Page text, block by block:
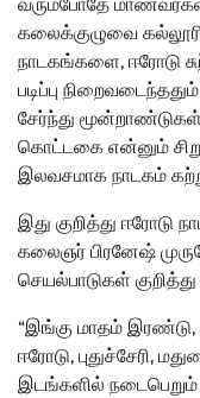
வரும்போதே
கலைக்குழுவை
நாடகங்களை, ஈரோடு
படிப்பு
சேர்ந்து மூன்றாண்டுகள்
கொட்டகை என்னும்
இலவசமாக நாடகம்
இது குறித்து
கலைஞர் பிரனேஷ்
செயல்பாடுகள்
“இங்கு மாதம்
ஈரோடு, புதுச்சேரி,
இடங்களில் நடைபெறும்